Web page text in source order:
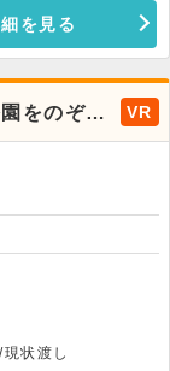
を見る
をのぞむ
VR
状渡し